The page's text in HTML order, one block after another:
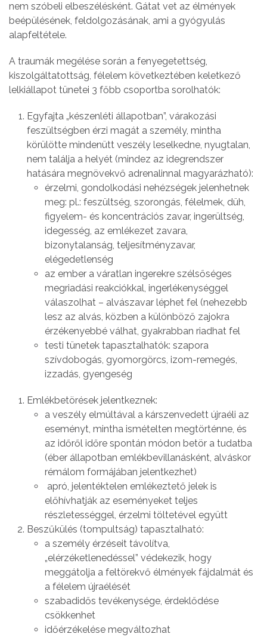
nem szóbeli elbeszélésként. Gátat vet az élmények
beépülésének, feldolgozásának, ami a gyógyulás
alapfeltétele.
A traumák megélése során a fenyegetettség,
kiszolgáltatottság, félelem következtében keletkező
lelkiállapot tünetei 3 főbb csoportba sorolhatók:
Egyfajta „készenléti állapotban”, várakozási
feszültségben érzi magát a személy, mintha
körülötte mindenütt veszély leselkedne, nyugtalan,
nem találja a helyét (mindez az idegrendszer
hatására megnövekvő adrenalinnal magyarázható):
érzelmi, gondolkodási nehézségek jelenhetnek
meg: pl.: feszültség, szorongás, félelmek, düh,
figyelem- és koncentrációs zavar, ingerültség,
idegesség, az emlékezet zavara,
bizonytalanság, teljesítményzavar,
elégedetlenség
az ember a váratlan ingerekre szélsőséges
megriadási reakciókkal, ingerlékenységgel
válaszolhat – alvászavar léphet fel (nehezebb
lesz az alvás, közben a különböző zajokra
érzékenyebbé válhat, gyakrabban riadhat fel
testi tünetek tapasztalhatók: szapora
szívdobogás, gyomorgörcs, izom-remegés,
izzadás, gyengeség
Emlékbetörések jelentkeznek:
a veszély elmúltával a kárszenvedett újraéli az
eseményt, mintha ismételten megtörténne, és
az időről időre spontán módon betör a tudatba
(éber állapotban emlékbevillanásként, alváskor
rémálom formájában jelentkezhet)
apró, jelentéktelen emlékeztető jelek is
előhívhatják az eseményeket teljes
részletességgel, érzelmi töltetével együtt
Beszűkülés (tompultság) tapasztalható:
a személy érzéseit távolítva,
„elérzéketlenedéssel” védekezik, hogy
meggátolja a feltörekvő élmények fájdalmát és
a félelem újraélését
szabadidős tevékenysége, érdeklődése
csökkenhet
időérzékelése megváltozhat